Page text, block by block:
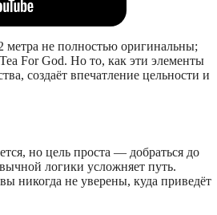
не полностью оригинальны;
For God. Но то, как эти элементы
создаёт впечатление цельности и
но цель проста — добраться до
логики усложняет путь.
никогда не уверены, куда приведёт